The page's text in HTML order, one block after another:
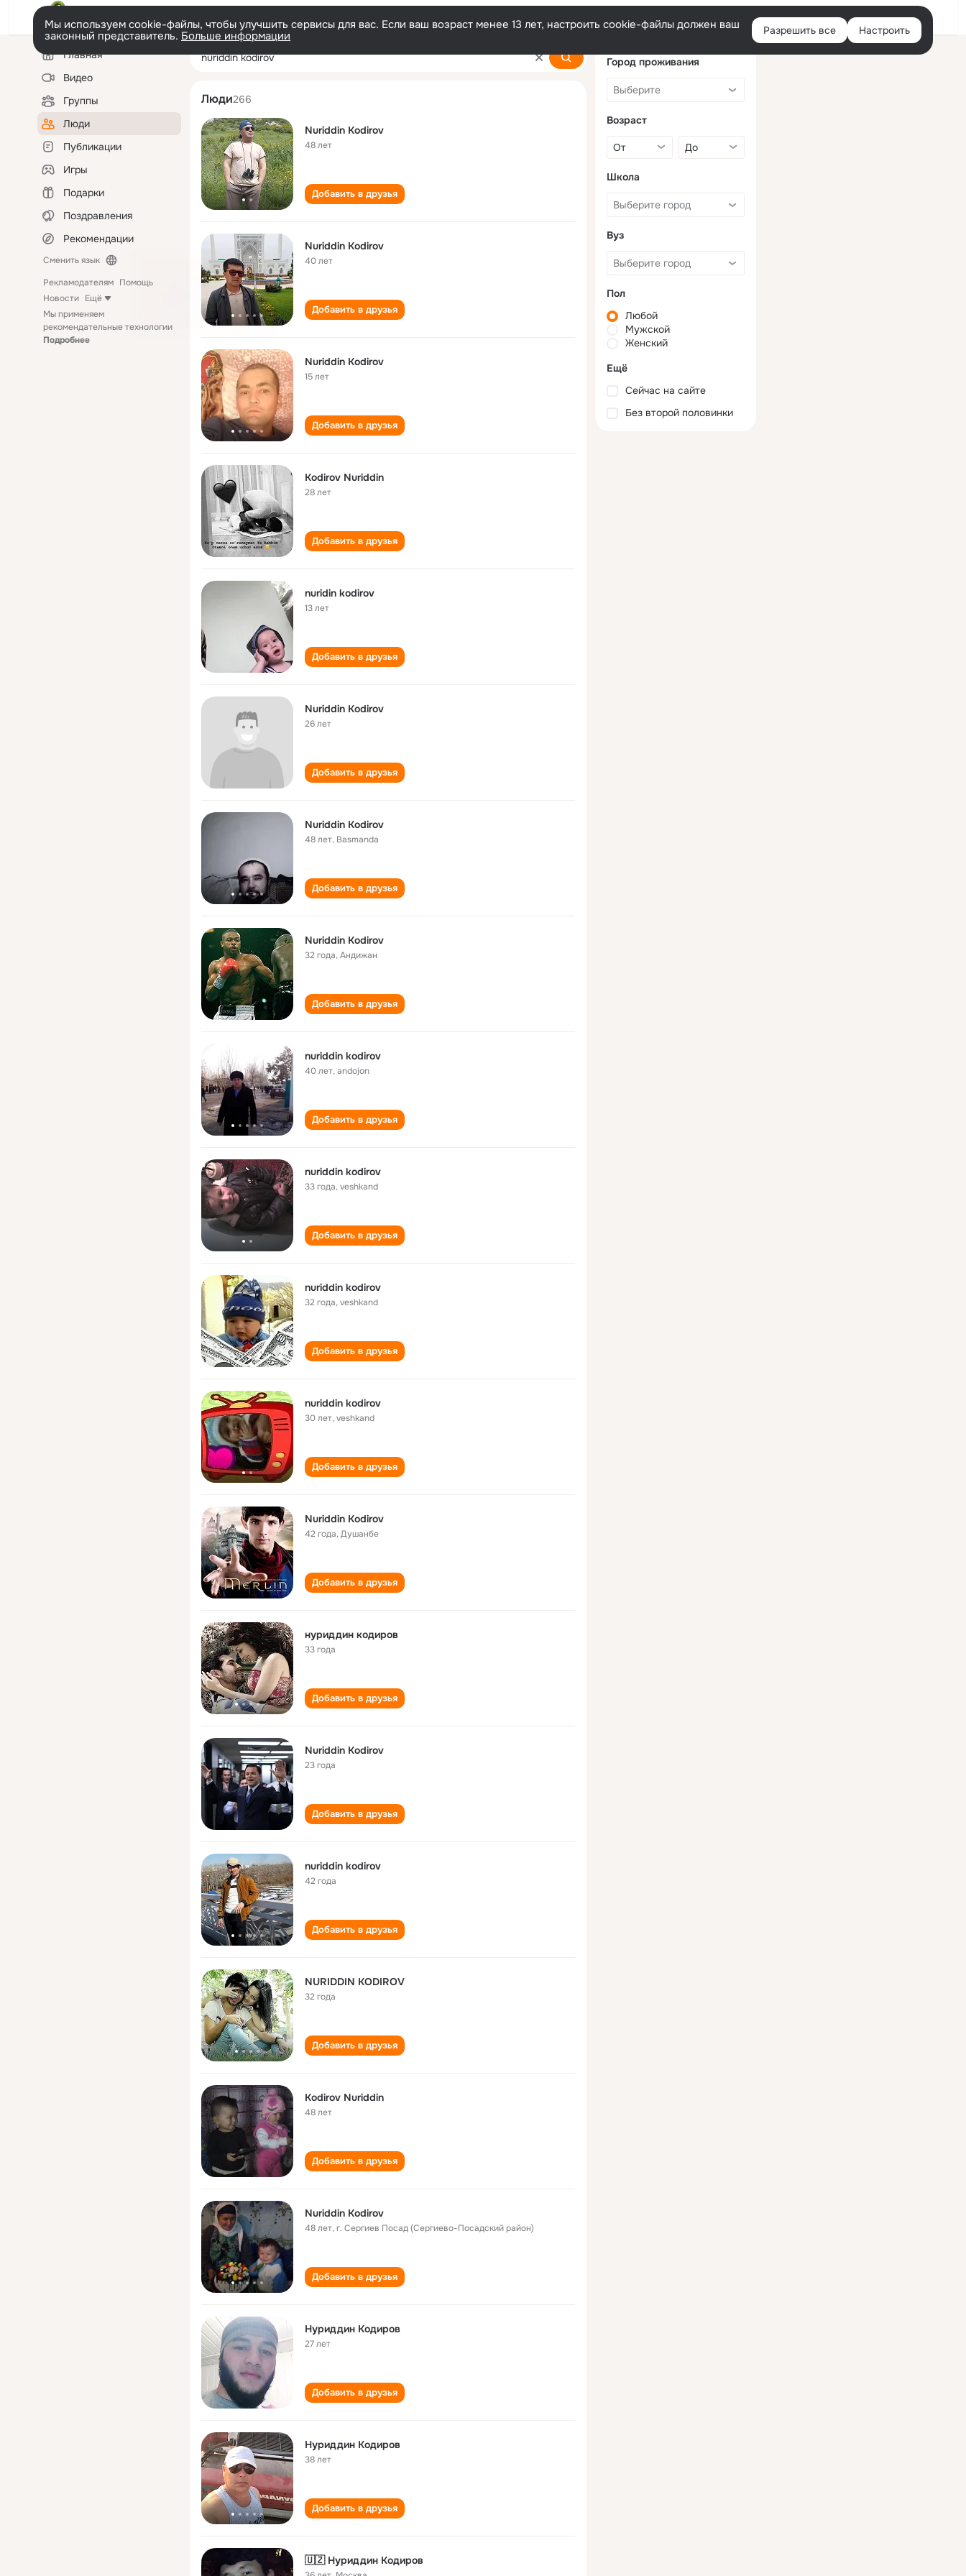
Войти
Мы используем cookie-файлы, чтобы улучшить сервисы для вас. Если ваш возраст менее 13 лет, настроить cookie-файлы должен ваш
законный представитель. Больше информации Разрешить все Настроить
Левая
колонкаГлавная
Видео
Группы
Люди
Публикации
Игры
Подарки
Поздравления
Рекомендации
Сменить язык
Рекламодателям Помощь
Новости Ещё
Мы применяем
рекомендательные технологии
Подробнее
nuriddin kodirov
Люди266
Nuriddin Kodirov
48 лет
Добавить в друзья
Nuriddin Kodirov
40 лет
Добавить в друзья
Nuriddin Kodirov
15 лет
Добавить в друзья
Kodirov Nuriddin
28 лет
Добавить в друзья
nuridin kodirov
13 лет
Добавить в друзья
Nuriddin Kodirov
26 лет
Добавить в друзья
Nuriddin Kodirov
48 лет, Basmanda
Добавить в друзья
Nuriddin Kodirov
32 года,Андижан
Добавить в друзья
nuriddin kodirov
40 лет,andojon
Добавить в друзья
nuriddin kodirov
33 года,veshkand
Добавить в друзья
nuriddin kodirov
32 года,veshkand
Добавить в друзья
nuriddin kodirov
30 лет,veshkand
Добавить в друзья
Nuriddin Kodirov
42 года,Душанбе
Добавить в друзья
нуриддин кодиров
33 года
Добавить в друзья
Nuriddin Kodirov
23 года
Добавить в друзья
nuriddin kodirov
42 года
Добавить в друзья
NURIDDIN KODIROV
32 года
Добавить в друзья
Kodirov Nuriddin
48 лет
Добавить в друзья
Nuriddin Kodirov
48 лет,г. Сергиев Посад (Сергиево-Посадский район)
Добавить в друзья
Нуриддин Кодиров
27 лет
Добавить в друзья
Нуриддин Кодиров
38 лет
Добавить в друзья
🇺🇿 Нуриддин Кодиров
Город проживания
Возраст
Школа
Вуз
Пол
Любой
Мужской
Женский
Ещё
Сейчас на сайте
Без второй половинки